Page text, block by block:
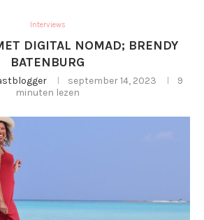
Interviews
DIGITAL NOMAD; BRENDY
BATENBURG
september 14, 2023
9
minuten lezen